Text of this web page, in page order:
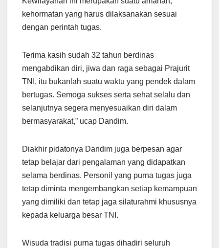
kehormatan yang harus dilaksanakan sesuai
dengan perintah tugas.
Terima kasih sudah 32 tahun berdinas
mengabdikan diri, jiwa dan raga sebagai Prajurit
TNI, itu bukanlah suatu waktu yang pendek dalam
bertugas. Semoga sukses serta sehat selalu dan
selanjutnya segera menyesuaikan diri dalam
bermasyarakat,” ucap Dandim.
Diakhir pidatonya Dandim juga berpesan agar
tetap belajar dari pengalaman yang didapatkan
selama berdinas. Personil yang purna tugas juga
tetap diminta mengembangkan setiap kemampuan
yang dimiliki dan tetap jaga silaturahmi khususnya
kepada keluarga besar TNI.
Wisuda tradisi purna tugas dihadiri seluruh